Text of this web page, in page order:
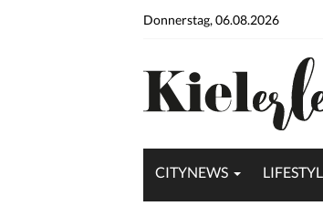
Donnerstag, 06.08.2026
CITYNEWS